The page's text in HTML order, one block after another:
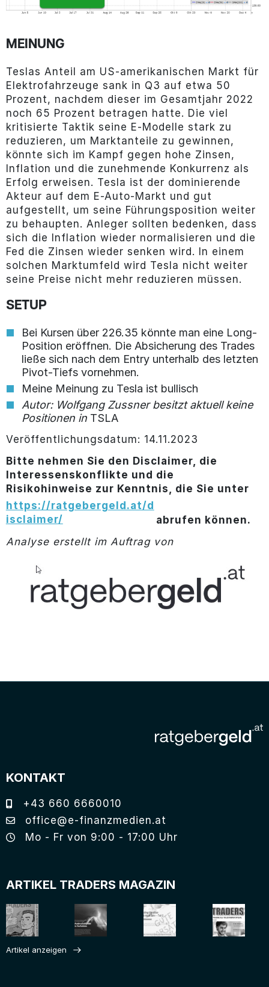
MEINUNG
Teslas Anteil am US-amerikanischen Markt für
Elektrofahrzeuge sank in Q3 auf etwa 50
Prozent, nachdem dieser im Gesamtjahr 2022
noch 65 Prozent betragen hatte. Die viel
kritisierte Taktik seine E-Modelle stark zu
reduzieren, um Marktanteile zu gewinnen,
könnte sich im Kampf gegen hohe Zinsen,
Inflation und die zunehmende Konkurrenz als
Erfolg erweisen. Tesla ist der dominierende
Akteur auf dem E-Auto-Markt und gut
aufgestellt, um seine Führungsposition weiter
zu behaupten. Anleger sollten bedenken, dass
sich die Inflation wieder normalisieren und die
Fed die Zinsen wieder senken wird. In einem
solchen Marktumfeld wird Tesla nicht weiter
seine Preise nicht mehr reduzieren müssen.
SETUP
Bei Kursen über 226.35 könnte man eine Long-
Position eröffnen. Die Absicherung des Trades
ließe sich nach dem Entry unterhalb des letzten
Pivot-Tiefs vornehmen.
Meine Meinung zu Tesla ist bullisch
Autor: Wolfgang Zussner besitzt aktuell keine
Positionen in TSLA
Veröffentlichungsdatum: 14.11.2023
Bitte nehmen Sie den Disclaimer, die
Interessenskonflikte und die
Risikohinweise zur Kenntnis, die Sie unter
https://ratgebergeld.at/d
isclaimer/
abrufen können.
Analyse erstellt im Auftrag von
KONTAKT
+43 660 6660010
office@e-finanzmedien.at
Mo - Fr von 9:00 - 17:00 Uhr
ARTIKEL TRADERS MAGAZIN
Artikel anzeigen